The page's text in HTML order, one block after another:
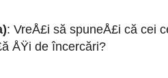
: VreÅ£i să spuneÅ£i că cei
ÅŸi de încercări?